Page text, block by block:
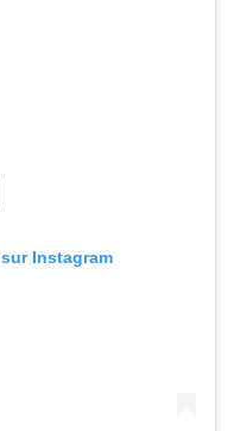
Instagram